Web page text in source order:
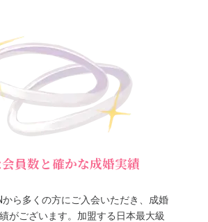
員数と確かな成婚実績
から多くの方にご入会いただき、成婚
がございます。加盟する日本最大級